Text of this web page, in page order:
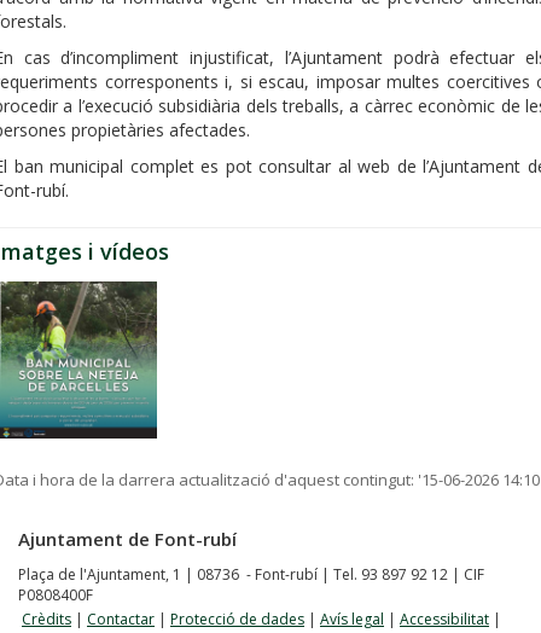
cas d’incompliment injustificat, l’Ajuntament podrà efectuar
corresponents i, si escau, imposar multes coercitives
a l’execució subsidiària dels treballs, a càrrec econòmic de
propietàries afectades.
ban municipal complet es pot consultar al web de l’Ajuntament
rubí.
i vídeos
i hora de la darrera actualització d'aquest contingut: '15-06-2026 14:10
Ajuntament de Font-rubí
Plaça de l'Ajuntament, 1 | 08736 - Font-rubí | Tel. 93 897 92 12 | CIF
P0808400F
Crèdits | Contactar | Protecció de dades | Avís legal | Accessibilitat |